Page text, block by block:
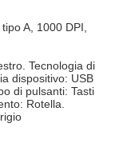
A, 1000 DPI,
Tecnologia di
dispositivo: USB
di pulsanti: Tasti
Rotella.